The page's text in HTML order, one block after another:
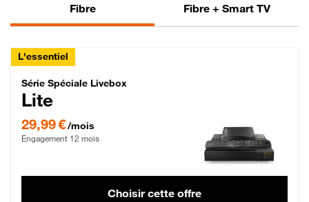
Fibre Fibre + Smart TV
L'essentiel
Série Spéciale Livebox Lite Fibre
Série Spéciale Livebox
Lite
29,99 €/mois
Engagement 12 mois
Choisir cette offre